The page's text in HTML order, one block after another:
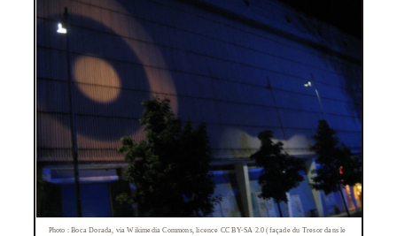
Photo : Boca Dorada, via Wikimedia Commons, licence CC BY-SA 2.0 (façade du Tresor dans le